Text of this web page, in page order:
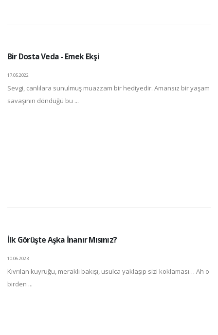
Bir Dosta Veda - Emek Ekşi
17.05.2022
Sevgi, canlılara sunulmuş muazzam bir hediyedir. Amansız bir yaşam
savaşının döndüğü bu ...
İlk Görüşte Aşka İnanır Mısınız?
10.06.2023
Kıvrılan kuyruğu, meraklı bakışı, usulca yaklaşıp sizi koklaması… Ah o
birden ...